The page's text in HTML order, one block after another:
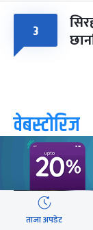
३
वेबस्टोरिज
ताजा अपडेट